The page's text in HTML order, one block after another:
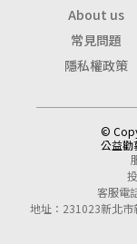
About us
常見問題
隱私權政策
©
公益勸
客服電
地址：231023新北市